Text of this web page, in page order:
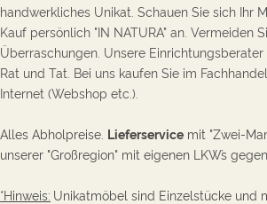
handwerkliches Unikat. Schauen Sie sich Ihr
Kauf persönlich "IN NATURA" an. Vermeiden
Überraschungen. Unsere
Rat und Tat. Bei uns kaufen Sie im Fachhandel
Internet (Webshop etc.).
Alles Abholpreise. Lieferservice mit "Zwei-
unserer "Großregion" mit eigenen LKW´s
*Hinweis: Unikatmöbel sind Einzelstücke und